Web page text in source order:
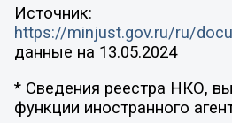
Источник:
https://minjust.gov.ru/ru/
данные на 13.05.2024
* Сведения реестра НКО,
функции иностранного